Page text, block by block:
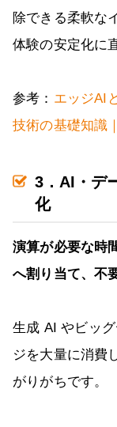
除できる柔軟な
体験の安定化に
参考： エッジAI
技術の基礎知識
3．AI・デ
化
演算が必要な時
へ割り当て、不
生成 AI やビッ
ジを大量に消費
がりがちです。